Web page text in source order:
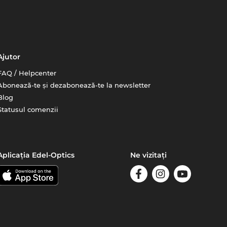
/ Helpcenter
te și dezabonează-te la newsletter
comenzii
Edel-Optics Ne vizitați